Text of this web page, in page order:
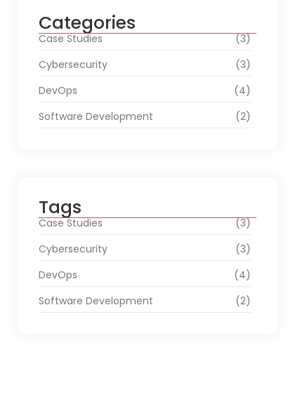
Categories
Case Studies
(3)
Cybersecurity
(3)
DevOps
(4)
Software Development
(2)
Tags
Case Studies
(3)
Cybersecurity
(3)
DevOps
(4)
Software Development
(2)